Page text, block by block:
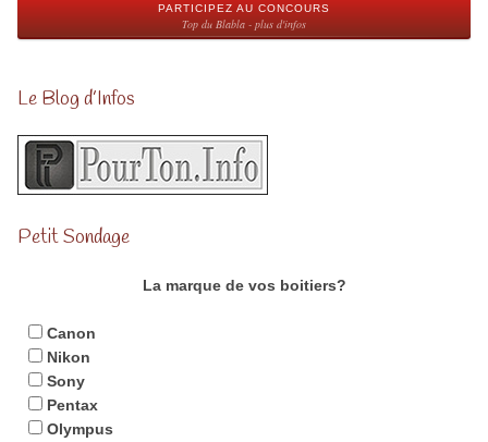
PARTICIPEZ AU CONCOURS
Top du Blabla - plus d'infos
Le Blog d’Infos
Petit Sondage
La marque de vos boitiers?
Canon
Nikon
Sony
Pentax
Olympus